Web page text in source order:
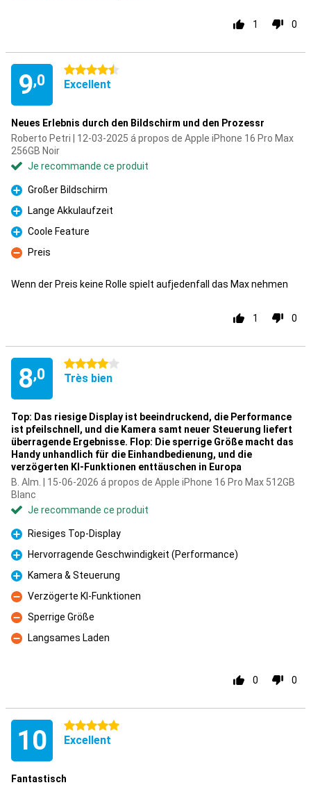
1 0
9,0
4.5 étoiles
Excellent
Neues Erlebnis durch den Bildschirm und den Prozessr
Roberto Petri | 12-03-2025 á propos de Apple iPhone 16 Pro Max
256GB Noir
Je recommande ce produit
Pour
Großer Bildschirm
Pour
Lange Akkulaufzeit
Pour
Coole Feature
Contre
Preis
Wenn der Preis keine Rolle spielt aufjedenfall das Max nehmen
1 0
8,0
4 étoiles
Très bien
Top: Das riesige Display ist beeindruckend, die Performance
ist pfeilschnell, und die Kamera samt neuer Steuerung liefert
überragende Ergebnisse. Flop: Die sperrige Größe macht das
Handy unhandlich für die Einhandbedienung, und die
verzögerten KI-Funktionen enttäuschen in Europa
B. Alm. | 15-06-2026 á propos de Apple iPhone 16 Pro Max 512GB
Blanc
Je recommande ce produit
Pour
Riesiges Top-Display
Pour
Hervorragende Geschwindigkeit (Performance)
Pour
Kamera & Steuerung
Contre
Verzögerte KI-Funktionen
Contre
Sperrige Größe
Contre
Langsames Laden
0 0
10 5 étoiles
Excellent
Fantastisch